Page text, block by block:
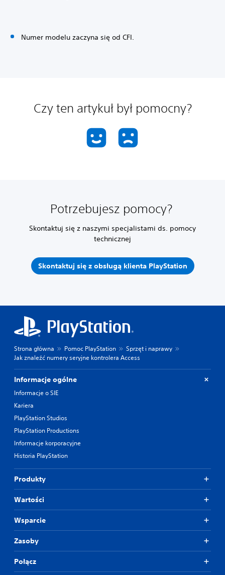
Numer modelu zaczyna się od CFI.
Czy ten artykuł był pomocny?
Potrzebujesz pomocy?
Skontaktuj się z naszymi specjalistami ds. pomocy
technicznej
Skontaktuj się z obsługą klienta PlayStation
Strona główna Pomoc PlayStation
Sprzęt i naprawy
Jak znaleźć numery seryjne kontrolera Access
Informacje ogólne
Informacje o SIE
Kariera
PlayStation Studios
PlayStation Productions
Informacje korporacyjne
Historia PlayStation
Produkty
Wartości
Wsparcie
Zasoby
Połącz